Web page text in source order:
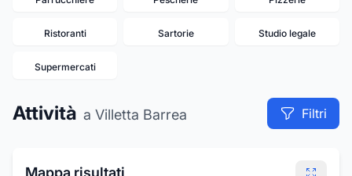
Ristoranti Sartorie Studio legale
Supermercati
Attività a Villetta Barrea Filtri
Mappa risultati